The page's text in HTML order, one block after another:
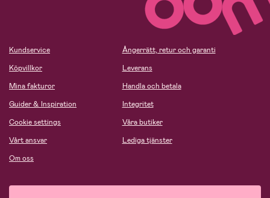
Kundservice
Köpvillkor
Mina fakturor
Guider & Inspiration
Cookie settings
Vårt ansvar
Om oss
Ångerrätt, retur och garanti
Leverans
Handla och betala
Integritet
Våra butiker
Lediga tjänster